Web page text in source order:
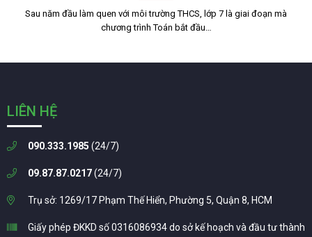
Sau năm đầu làm quen với môi trường THCS, lớp 7 là giai đoạn mà
chương trình Toán bắt đầu…
LIÊN HỆ
090.333.1985 (24/7)
09.87.87.0217(24/7)
Trụ sở: 1269/17 Phạm Thế Hiển, Phường 5, Quận 8, HCM
Giấy phép ĐKKD số 0316086934 do sở kế hoạch và đầu tư thành